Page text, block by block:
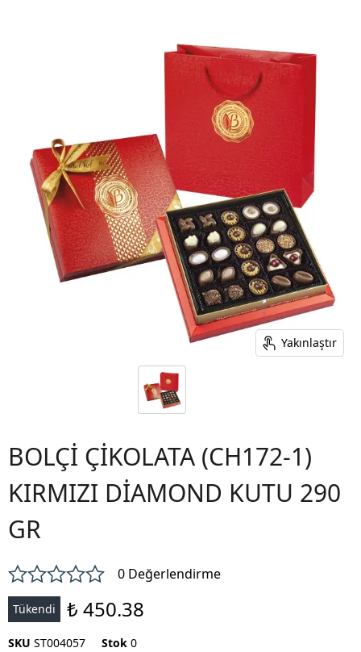
Yakınlaştır
BOLÇİ ÇİKOLATA (CH172-1)
KIRMIZI DİAMOND KUTU 290
GR
0 Değerlendirme
Tükendi ₺ 450.38
SKU ST004057 Stok 0